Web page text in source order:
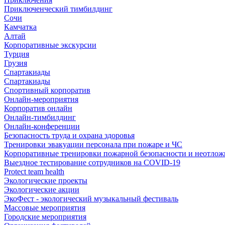
Приключенческий тимбилдинг
Сочи
Камчатка
Алтай
Корпоративные экскурсии
Турция
Грузия
Спартакиады
Спартакиады
Спортивный корпоратив
Онлайн-мероприятия
Корпоратив онлайн
Онлайн-тимбилдинг
Онлайн-конференции
Безопасность труда и охрана здоровья
Тренировки эвакуации персонала при пожаре и ЧС
Корпоративные тренировки пожарной безопасности и
Выездное тестирование сотрудников на COVID-19
Protect team health
Экологические проекты
Экологические акции
ЭкоФест - экологический музыкальный фестиваль
Массовые мероприятия
Городские мероприятия